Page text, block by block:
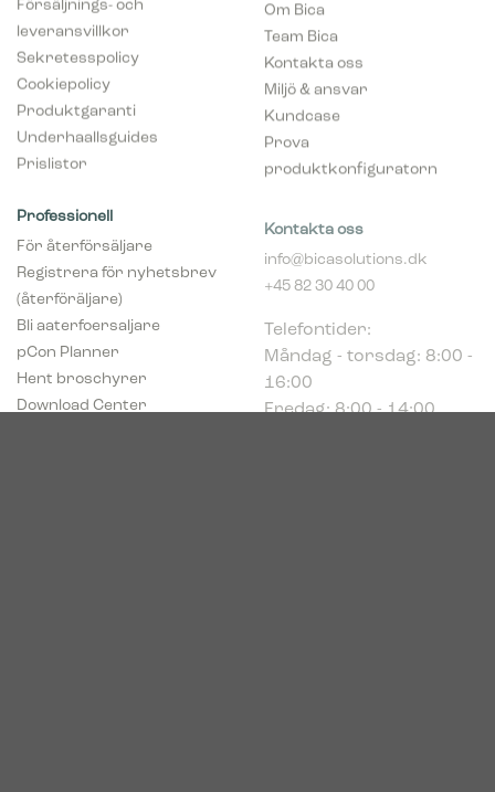
leveransvillkor
Sekretesspolicy
Cookiepolicy
Produktgaranti
Underhaallsguides
Prislistor
Om Bica
Team Bica
Kontakta oss
Miljö & ansvar
Kundcase
Prova
produktkonfiguratorn
Professionell
För återförsäljare
Registrera för nyhetsbrev
(återföräljare)
Bli aaterfoersaljare
pCon Planner
Hent broschyrer
Download Center
+45 82 30 40 00
Måndag - torsdag: 8:00 -
16:00
Fredag: 8:00 - 14:00